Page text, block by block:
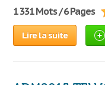
1 331 Mots / 6 Pages
Lire la suite